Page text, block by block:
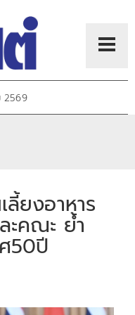
2569
ลี้ยงอาหาร
ะคณะ ย้ำ
50ปี